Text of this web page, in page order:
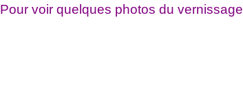
Pour voir quelques photos du vernissage